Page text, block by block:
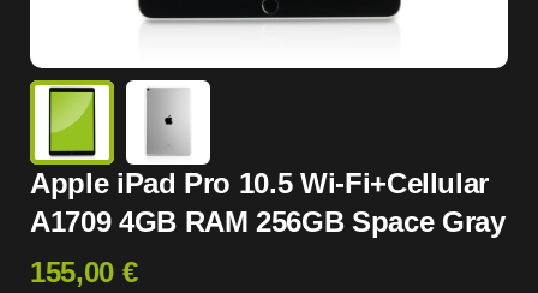
Apple iPad Pro 10.5 Wi-Fi+Cellular
A1709 4GB RAM 256GB Space Gray
155,00 €